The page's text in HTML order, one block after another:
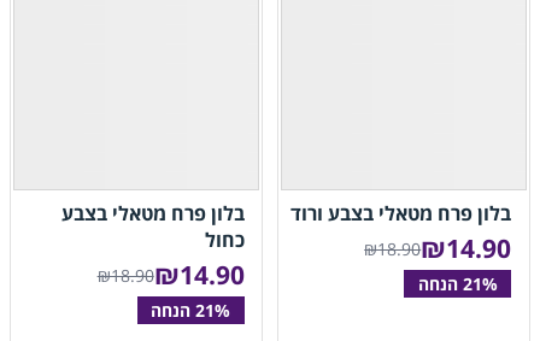
בלון פרח מטאלי בצבע ורוד
₪18.90 14.90
₪
בלון פרח מטאלי בצבע
כחול
₪18.90 14.90
₪